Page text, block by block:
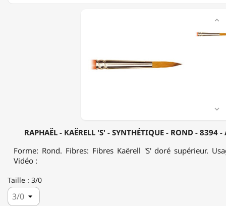
HUILERAPHAËL - KAËRELL 'S' - SYNTHÉTIQUE - ROND - 8394


Forme: Rond. Fibres: Fibres Kaërell 'S' doré supérieur.
Vidéo :
Taille : 3/0